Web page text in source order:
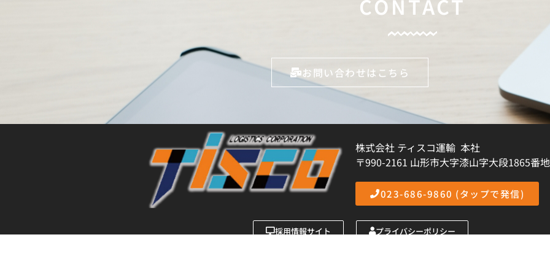
CONTACT
お問い合わせはこちら
株式会社 ティスコ運輸 本社
〒990-2161 山形市大字漆山字大段1865番
023-686-9860 (タップで発信)
採用情報サイト プライバシーポリシー